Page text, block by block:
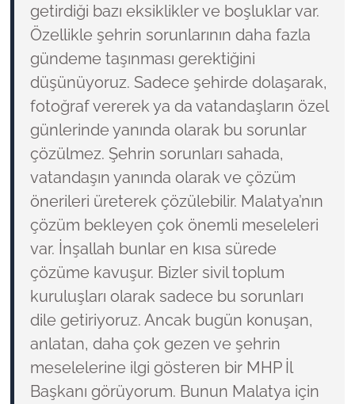
getirdiği bazı eksiklikler ve boşluklar var.
Özellikle şehrin sorunlarının daha fazla
gündeme taşınması gerektiğini
düşünüyoruz. Sadece şehirde dolaşarak,
fotoğraf vererek ya da vatandaşların özel
günlerinde yanında olarak bu sorunlar
çözülmez. Şehrin sorunları sahada,
vatandaşın yanında olarak ve çözüm
önerileri üreterek çözülebilir. Malatya’nın
çözüm bekleyen çok önemli meseleleri
var. İnşallah bunlar en kısa sürede
çözüme kavuşur. Bizler sivil toplum
kuruluşları olarak sadece bu sorunları
dile getiriyoruz. Ancak bugün konuşan,
anlatan, daha çok gezen ve şehrin
meselelerine ilgi gösteren bir MHP İl
Başkanı görüyorum. Bunun Malatya için